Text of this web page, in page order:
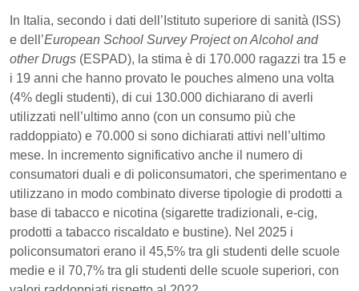
In Italia, secondo i dati dell’Istituto superiore di sanità (ISS)
e dell’European School Survey Project on Alcohol and
other Drugs (ESPAD), la stima è di 170.000 ragazzi tra 15 e
i 19 anni che hanno provato le pouches almeno una volta
(4% degli studenti), di cui 130.000 dichiarano di averli
utilizzati nell’ultimo anno (con un consumo più che
raddoppiato) e 70.000 si sono dichiarati attivi nell’ultimo
mese. In incremento significativo anche il numero di
consumatori duali e di policonsumatori, che sperimentano e
utilizzano in modo combinato diverse tipologie di prodotti a
base di tabacco e nicotina (sigarette tradizionali, e-cig,
prodotti a tabacco riscaldato e bustine). Nel 2025 i
policonsumatori erano il 45,5% tra gli studenti delle scuole
medie e il 70,7% tra gli studenti delle scuole superiori, con